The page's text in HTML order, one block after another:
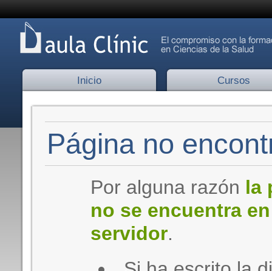
Inicio Cursos
Página no
Por alguna razón la
no se encuentra
servidor.